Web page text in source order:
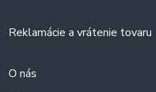
Reklamácie a vrátenie tovaru
O nás